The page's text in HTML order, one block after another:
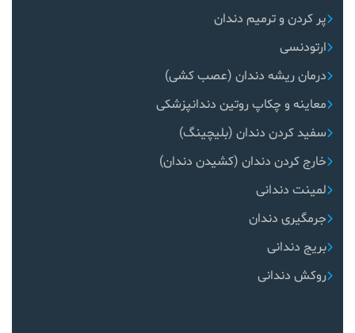
پر کردن و ترمیم دندان
ارتودنسی
درمان ریشه دندان (عصب کشی)
معاینه و چکاپ روتین دندانپزشکی
سفید کردن دندان (بلیچینگ)
خارج کردن دندان (کشیدن دندان)
لمینت دندانی
جرمگیری دندان
بریج دندانی
روکش دندانی